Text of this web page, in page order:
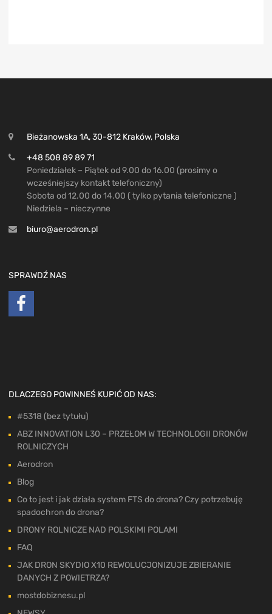
Bieżanowska 1A, 30-812 Kraków, Polska
+48 508 89 89 71
Poniedziałek – Piątek od 9.00 do 16.00 (prosimy o
wcześniejszy kontakt telefoniczny)
Sobota od 12.00 do 14.00 ( tylko pytania telefoniczne )
Niedziela – nieczynne
biuro@aerodron.pl
SPRAWDŹ NAS
DLACZEGO POWINNEŚ KUPIĆ OD NAS:
#5318 (bez tytułu)
ABZ INNOVATION L30 – PRZEŁOM W TECHNOLOGII DRONÓW
ROLNICZYCH
Aerodron
Blog
Co to jest i jak działa system FTS do drona? Czy potrzebuję
spadochron do drona?
DRONY ROLNICZE NAD POLSKIMI POLAMI
FAQ
JAK DRON SKYDIO X10 REWOLUCJONIZUJE ZBIERANIE
DANYCH Z POWIETRZA?
mostdobiznesu.pl